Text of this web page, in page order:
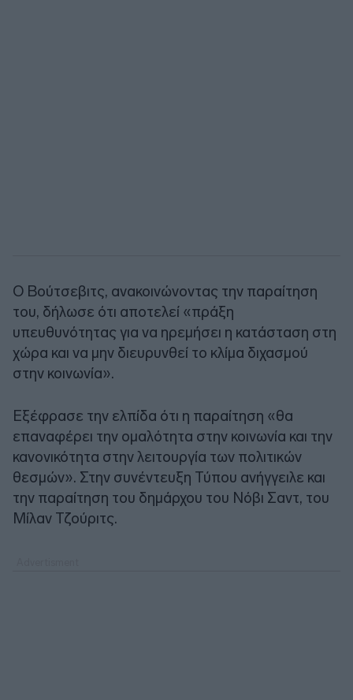
Ο Βούτσεβιτς, ανακοινώνοντας την παραίτηση
του, δήλωσε ότι αποτελεί «πράξη
υπευθυνότητας για να ηρεμήσει η κατάσταση στη
χώρα και να μην διευρυνθεί το κλίμα διχασμού
στην κοινωνία».
Εξέφρασε την ελπίδα ότι η παραίτηση «θα
επαναφέρει την ομαλότητα στην κοινωνία και την
κανονικότητα στην λειτουργία των πολιτικών
θεσμών». Στην συνέντευξη Τύπου ανήγγειλε και
την παραίτηση του δημάρχου του Νόβι Σαντ, του
Μίλαν Τζούριτς.